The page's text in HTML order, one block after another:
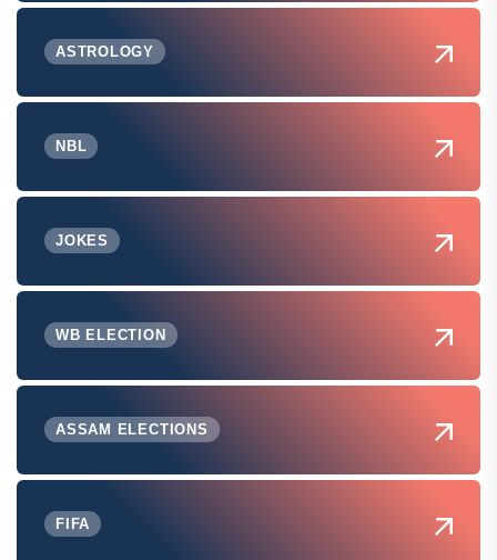
ASTROLOGY
NBL
JOKES
WB ELECTION
ASSAM ELECTIONS
FIFA